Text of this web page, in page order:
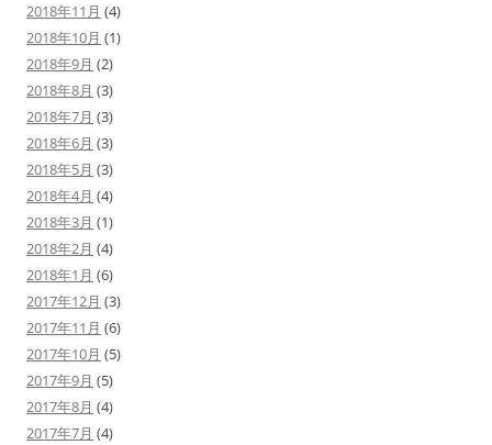
2018年11月 (4)
2018年10月 (1)
2018年9月 (2)
2018年8月 (3)
2018年7月 (3)
2018年6月 (3)
2018年5月 (3)
2018年4月 (4)
2018年3月 (1)
2018年2月 (4)
2018年1月 (6)
2017年12月 (3)
2017年11月 (6)
2017年10月 (5)
2017年9月 (5)
2017年8月 (4)
2017年7月 (4)